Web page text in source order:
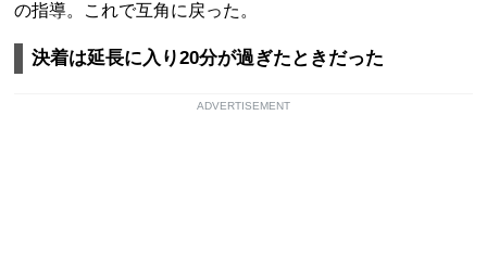
の指導。これで互角に戻った。
決着は延長に入り20分が過ぎたときだった
ADVERTISEMENT